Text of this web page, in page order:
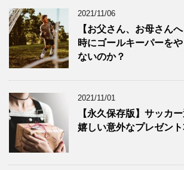
2021/11/06
【お父さん、お母さん
時にゴールキーパーを
ないのか？
2021/11/01
【永久保存版】サッカ
嬉しい意外なプレゼント